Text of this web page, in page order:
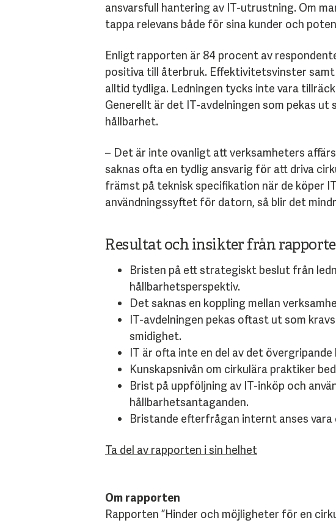
ansvarsfull hantering av IT-utrustning. Om
tappa relevans både för sina kunder och
Enligt rapporten är 84 procent av
positiva till återbruk. Effektivitetsvinster
alltid tydliga. Ledningen tycks inte vara
Generellt är det IT-avdelningen som pekas
hållbarhet.
– Det är inte ovanligt att verksamheters
saknas ofta en tydlig ansvarig för att driva
främst på teknisk specifikation när de köper
användningssyftet för datorn, så blir det
Resultat och insikter från
Bristen på ett strategiskt beslut från
hållbarhetsperspektiv.
Det saknas en koppling mellan
IT-avdelningen pekas oftast ut som
smidighet.
IT är ofta inte en del av det
Kunskapsnivån om cirkulära praktiker
Brist på uppföljning av IT-inköp och
hållbarhetsantaganden.
Bristande efterfrågan internt anses
Ta del av rapporten i sin helhet
Om rapporten
Rapporten ”Hinder och möjligheter för en